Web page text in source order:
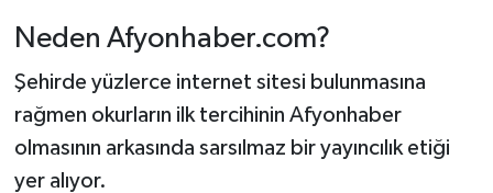
Neden Afyonhaber.com?
Şehirde yüzlerce internet sitesi bulunmasına
rağmen okurların ilk tercihinin Afyonhaber
olmasının arkasında sarsılmaz bir yayıncılık etiği
yer alıyor.